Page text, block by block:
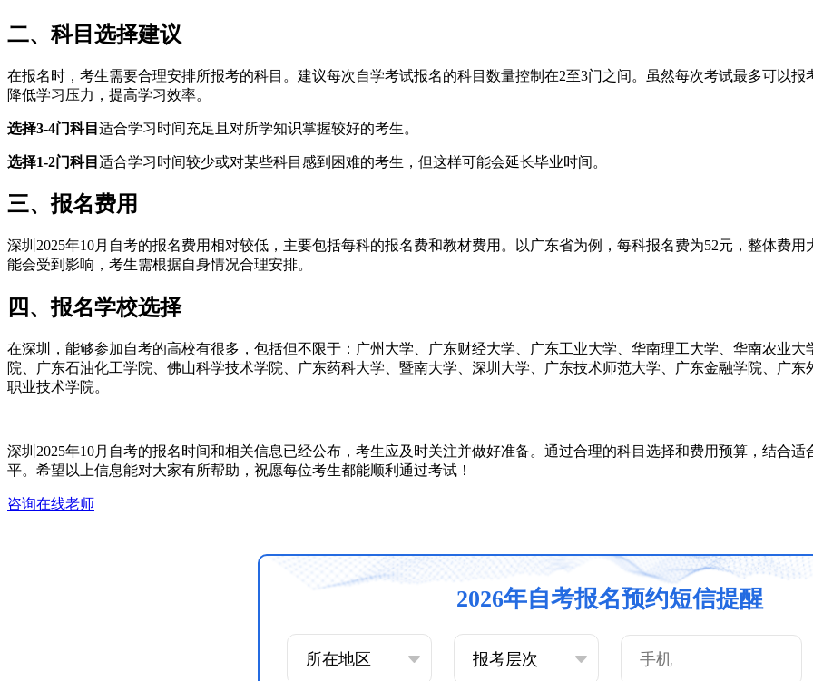
二、科目选择建议
在报名时，考生需要合理安排所报考的科目。建议每次自学考试报名的科目数量控制在2至3门之间。虽然每次考试最多可以
降低学习压力，提高学习效率。
选择3-4门科目 适合学习时间充足且对所学知识掌握较好的考生。
选择1-2门科目 适合学习时间较少或对某些科目感到困难的考生，但这样可能会延长毕业时间。
三、报名费用
深圳2025年10月自考的报名费用相对较低，主要包括每科的报名费和教材费用。以广东省为例，每科报名费为52元，整体费
能会受到影响，考生需根据自身情况合理安排。
四、报名学校选择
在深圳，能够参加自考的高校有很多，包括但不限于：广州大学、广东财经大学、广东工业大学、华南理工大学、华南农业
院、广东石油化工学院、佛山科学技术学院、广东药科大学、暨南大学、深圳大学、广东技术师范大学、广东金融学院、广
职业技术学院。
深圳2025年10月自考的报名时间和相关信息已经公布，考生应及时关注并做好准备。通过合理的科目选择和费用预算，结合
平。希望以上信息能对大家有所帮助，祝愿每位考生都能顺利通过考试！
咨询在线老师
2026年自考报名预约短信提醒